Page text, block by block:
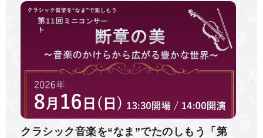
クラシック音楽を“なま”でたのしもう「第